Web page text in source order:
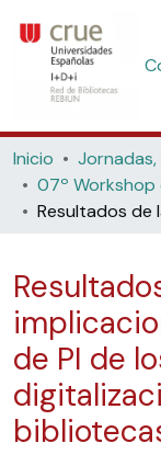
Inicio
de PI de